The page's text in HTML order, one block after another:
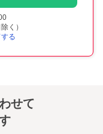
く）
る
せて